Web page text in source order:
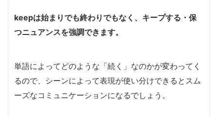
keepは始まりでも終わりでもなく、キープする・保
つニュアンスを強調できます。
単語によってどのような「続く」なのかが変わってく
るので、シーンによって表現が使い分けできるとスム
ーズなコミュニケーションになるでしょう。